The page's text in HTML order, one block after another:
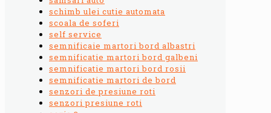
schimb ulei cutie automata
scoala de soferi
self service
semnificaie martori bord albastri
semnificatie martori bord galbeni
semnificatie martori bord rosii
semnificatie martori de bord
senzori de presiune roti
senzori presiune roti